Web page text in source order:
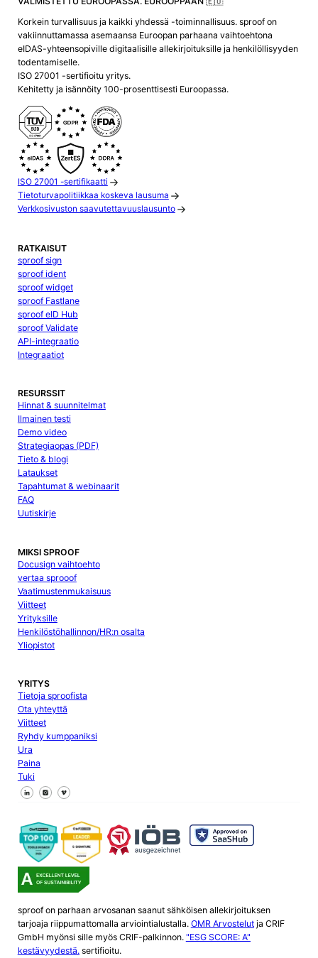
Korkein turvallisuus ja kaikki yhdessä -toiminnallisuus. sproof on
vakiinnuttamassa asemaansa Euroopan parhaana vaihtoehtona
eIDAS-yhteensopiville digitaalisille allekirjoituksille ja henkilöllisyyden
todentamiselle.
ISO 27001 -sertifioitu yritys.
Kehitetty ja isännöity 100-prosenttisesti Euroopassa.
ISO 27001 -sertifikaatti
Tietoturvapolitiikkaa koskeva lausuma
Verkkosivuston saavutettavuuslausunto
RATKAISUT
sproof sign
sproof ident
sproof widget
sproof Fastlane
sproof eID Hub
sproof Validate
API-integraatio
Integraatiot
RESURSSIT
Hinnat & suunnitelmat
Ilmainen testi
Demo video
Strategiaopas (PDF)
Tieto & blogi
Lataukset
Tapahtumat & webinaarit
FAQ
Uutiskirje
MIKSI SPROOF
Docusign vaihtoehto
vertaa sprooof
Vaatimustenmukaisuus
Viitteet
Yrityksille
Henkilöstöhallinnon/HR:n osalta
Yliopistot
YRITYS
Tietoja sproofista
Ota yhteyttä
Viitteet
Ryhdy kumppaniksi
Ura
Paina
Tuki
Seuraa meitä Facebookissa
Seuraa meitä X
Seuraa meitä LinkedInissä
sproof on parhaan arvosanan saanut sähköisen allekirjoituksen
tarjoaja riippumattomalla arviointialustalla. OMR Arvostelutja CRIF
GmbH myönsi sille myös CRIF-palkinnon. "ESG SCORE: A"
kestävyydestä.sertifioitu.